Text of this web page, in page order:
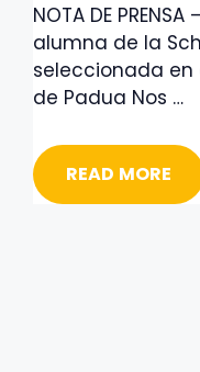
NOTA DE PRENSA
alumna de la
seleccionada en
de Padua Nos …
READ MORE